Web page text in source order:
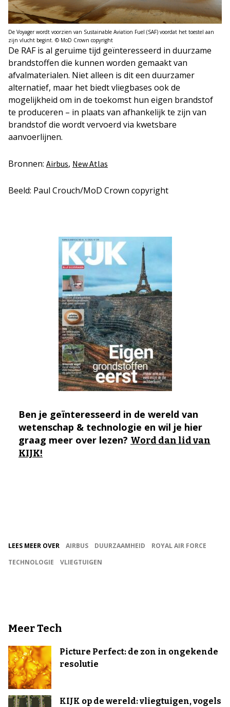
De Voyager wordt voorzien van Sustainable Aviation Fuel (SAF) voordat het toestel aan
zijn vlucht begint. © MoD Crown copyright
De RAF is al geruime tijd geïnteresseerd in duurzame
brandstoffen die kunnen worden gemaakt van
afvalmaterialen. Niet alleen is dit een duurzamer
alternatief, maar het biedt vliegbases ook de
mogelijkheid om in de toekomst hun eigen brandstof
te produceren – in plaats van afhankelijk te zijn van
brandstof die wordt vervoerd via kwetsbare
aanvoerlijnen.
Bronnen: Airbus, New Atlas
Beeld: Paul Crouch/MoD Crown copyright
Ben je geïnteresseerd in de wereld van
wetenschap & technologie en wil je hier
graag meer over lezen? Word dan lid van
KIJK!
LEES MEER OVER AIRBUS DUURZAAMHEID
ROYAL AIR FORCE
TECHNOLOGIE
VLIEGTUIGEN
Meer Tech
Picture Perfect: de zon in ongekende
resolutie
KIJK op de wereld: vliegtuigen, vogels